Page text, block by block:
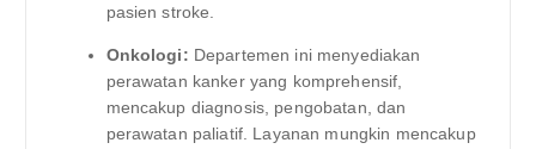
pasien stroke.
Onkologi: Departemen ini menyediakan
perawatan kanker yang komprehensif,
mencakup diagnosis, pengobatan, dan
perawatan paliatif. Layanan mungkin mencakup